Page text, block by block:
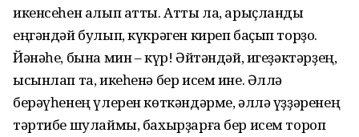
икенсеһен алып атты. Атты ла, арыҫланды
еңгәндәй булып, күкрәген киреп баҫып торҙо.
Йәнәһе, бына мин – күр! Әйтәндәй, игеҙәктәрҙең,
ысынлап та, икеһенә бер исем ине. Әллә
берәүһенең үлерен көткәндәрме, әллә үҙҙәренең
тәртибе шулаймы, бахырҙарға бер исем тороп